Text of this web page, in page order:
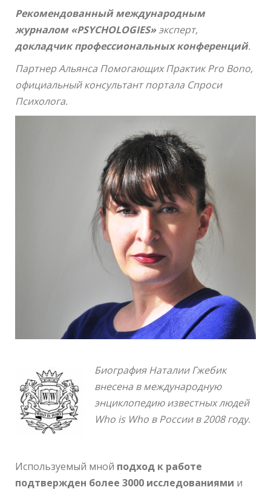
Рекомендованный международным
журналом «PSYCHOLOGIES»эксперт,
докладчик профессиональных конференций.
Партнер Альянса Помогающих Практик Pro Bono,
официальный консультант портала Спроси
Психолога.
Биография Наталии Гжебик
внесена в международную
энциклопедию известных людей
Who is Who в России в 2008 году.
Используемый мной подход к работе
подтвержден более 3000 исследованиями и